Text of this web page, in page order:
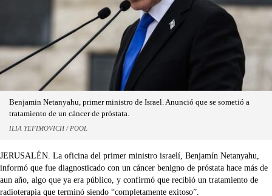
Benjamin Netanyahu, primer ministro de Israel. Anunció que se sometió a
tratamiento de un cáncer de próstata.
ILIA YEFIMOVICH / POOL
JERUSALÉN. La oficina del primer ministro israelí, Benjamín Netanyahu,
informó que fue diagnosticado con un cáncer benigno de próstata hace más de
aun año, algo que ya era público, y confirmó que recibió un tratamiento de
radioterapia que terminó siendo “completamente exitoso”.